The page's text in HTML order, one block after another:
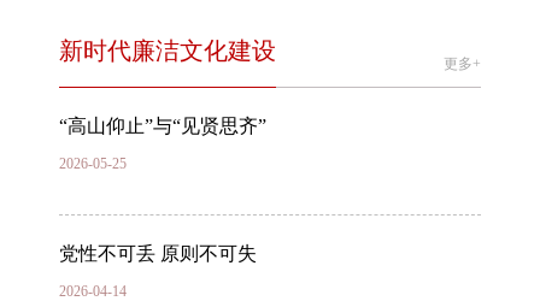
新时代廉洁文化建设 更多+
“高山仰止”与“见贤思齐”
2026-05-25
党性不可丢 原则不可失
2026-04-14